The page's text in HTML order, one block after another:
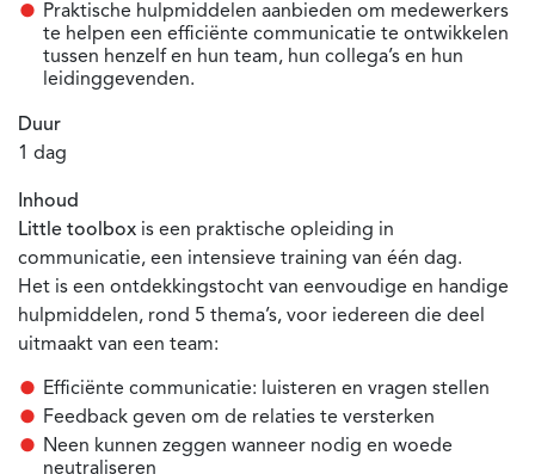
Praktische hulpmiddelen aanbieden om medewerkers
te helpen een efficiënte communicatie te ontwikkelen
tussen henzelf en hun team, hun collega’s en hun
leidinggevenden.
Duur
1 dag
Inhoud
Little toolbox is een praktische opleiding in
communicatie, een intensieve training van één dag.
Het is een ontdekkingstocht van eenvoudige en handige
hulpmiddelen, rond 5 thema’s, voor iedereen die deel
uitmaakt van een team:
Efficiënte communicatie: luisteren en vragen stellen
Feedback geven om de relaties te versterken
Neen kunnen zeggen wanneer nodig en woede
neutraliseren